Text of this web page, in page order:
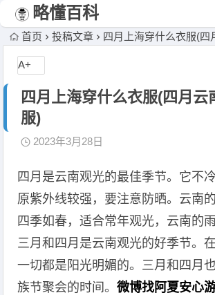
略懂百科
首页 投稿文章 四月上海穿什么衣服(四
四月上海穿什么衣服(四月云
服)
2023年3月28日
四月是云南观光的最佳季节。它不
原紫外线较强，要注意防晒。云南
四季如春，适合常年观光，云南的
三月和四月是云南观光的好季节。
一切都是阳光明媚的。三月和四月
族节聚会的时间。微博找阿夏安心
A+